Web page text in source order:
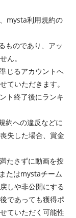
mysta利用規約の
ものであり、アッ
ん。
じるアカウントへ
ていただきます。
ト終了後にランキ
約への違反などに
失した場合、賞金
たさずに動画を投
たはmystaチーム
しや非公開にする
であっても獲得ポ
ていただく可能性